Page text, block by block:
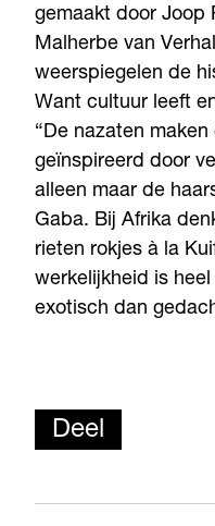
gemaakt door Joop
Malherbe van
weerspiegelen de
Want cultuur leeft
“De nazaten
geïnspireerd door
alleen maar de
Gaba. Bij Afrika
rieten rokjes à la
werkelijkheid is
exotisch dan
Deel